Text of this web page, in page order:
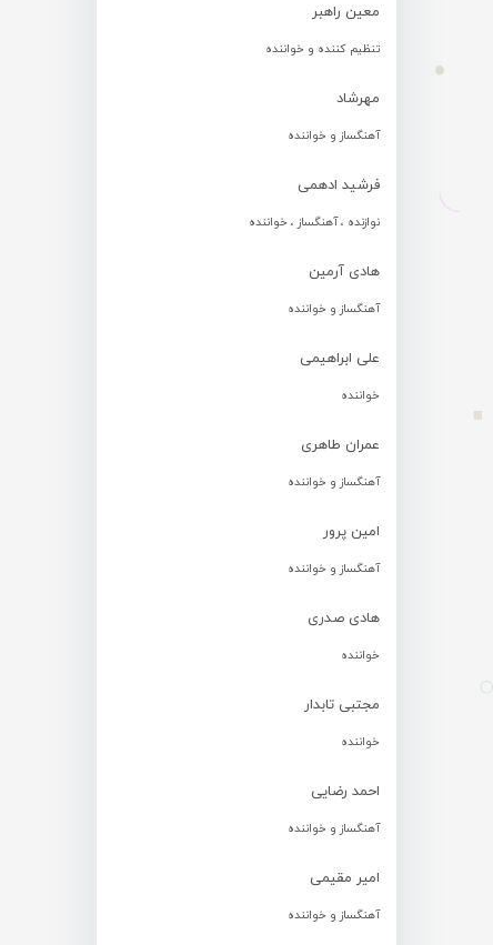
معین راهبر
تنظیم کننده و خواننده
مهرشاد
آهنگساز و خواننده
فرشید ادهمی
نوازنده ، آهنگساز ، خواننده
هادی آرمین
آهنگساز و خواننده
علی ابراهیمی
خواننده
عمران طاهری
آهنگساز و خواننده
امین پرور
آهنگساز و خواننده
هادی صدری
خواننده
مجتبی تابدار
خواننده
احمد رضایی
آهنگساز و خواننده
امیر مقیمی
آهنگساز و خواننده